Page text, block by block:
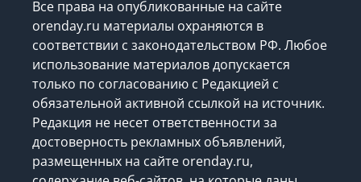
Все права на опубликованные на сайте
orenday.ru материалы охраняются в
соответствии с законодательством РФ. Любое
использование материалов допускается
только по согласованию с Редакцией с
обязательной активной ссылкой на источник.
Редакция не несет ответственности за
достоверность рекламных объявлений,
размещенных на сайте orenday.ru,